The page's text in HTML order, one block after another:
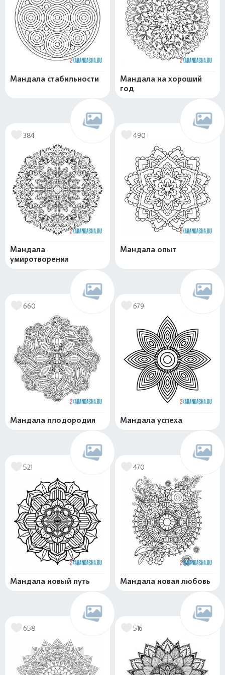
Мандала стабильности
Мандала на хороший
год
384
Мандала
умиротворения
490
Мандала опыт
660
Мандала плодородия
679
Мандала успеха
521
Мандала новый путь
470
Мандала новая любовь
658 516